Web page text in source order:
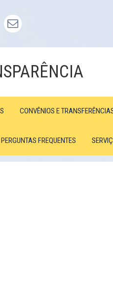
CONVÊNIOS E
PERGUNTAS FREQUENTES